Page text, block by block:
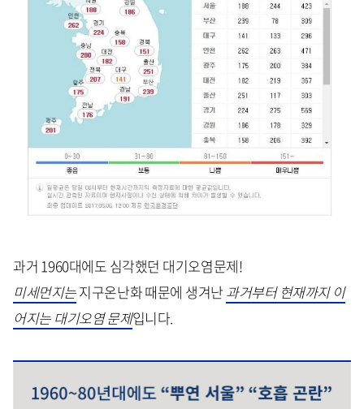
과거 1960대에도 심각했던 대기오염문제!
미세먼지는지구온난화 때문에 생겨난 과거부터 현재까지 이
어지는 대기오염 문제입니다.